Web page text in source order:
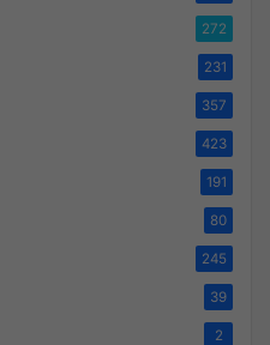
272
231
357
423
191
80
245
39
2